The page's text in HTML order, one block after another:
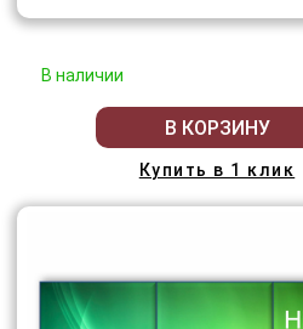
В наличии
В КОРЗИНУ
Купить в 1 клик